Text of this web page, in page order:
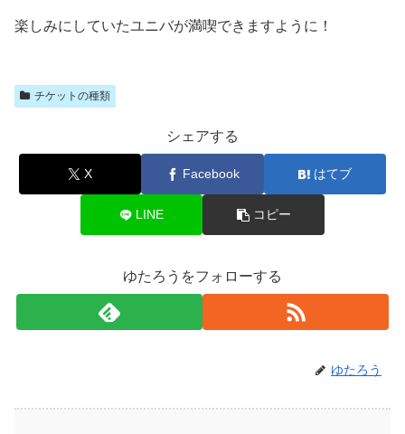
楽しみにしていたユニバが満喫できますように！
チケットの種類
シェアする
X Facebook はてブ
LINE コピー
ゆたろうをフォローする
ゆたろう